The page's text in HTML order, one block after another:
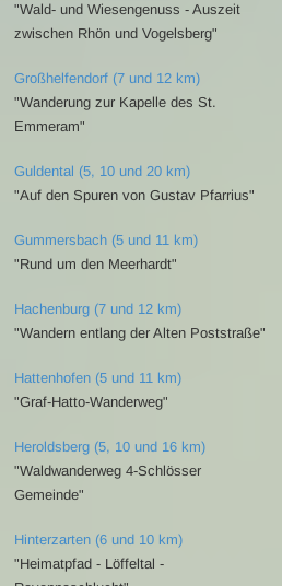
"Wald- und Wiesengenuss - Auszeit
zwischen Rhön und Vogelsberg"
Großhelfendorf (7 und 12 km)
"Wanderung zur Kapelle des St.
Emmeram"
Guldental (5, 10 und 20 km)
"Auf den Spuren von Gustav Pfarrius"
Gummersbach (5 und 11 km)
"Rund um den Meerhardt"
Hachenburg (7 und 12 km)
"Wandern entlang der Alten Poststraße"
Hattenhofen (5 und 11 km)
"Graf-Hatto-Wanderweg"
Heroldsberg (5, 10 und 16 km)
"Waldwanderweg 4-Schlösser
Gemeinde"
Hinterzarten (6 und 10 km)
"Heimatpfad - Löffeltal -